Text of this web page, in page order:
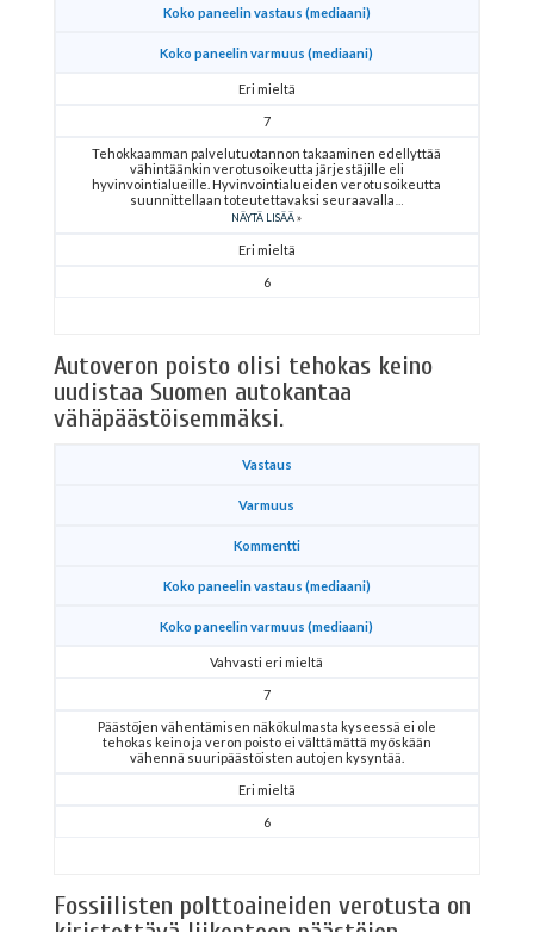
Koko paneelin vastaus (mediaani)
Koko paneelin varmuus (mediaani)
Eri mieltä
7
Tehokkaamman palvelutuotannon takaaminen edellyttää
vähintäänkin verotusoikeutta järjestäjille eli
hyvinvointialueille. Hyvinvointialueiden verotusoikeutta
suunnittellaan toteutettavaksi seuraavalla
NÄYTÄ LISÄÄ
Eri mieltä
6
Autoveron poisto olisi tehokas keino
uudistaa Suomen autokantaa
vähäpäästöisemmäksi.
Vastaus
Varmuus
Kommentti
Koko paneelin vastaus (mediaani)
Koko paneelin varmuus (mediaani)
Vahvasti eri mieltä
7
Päästöjen vähentämisen näkökulmasta kyseessä ei ole
tehokas keino ja veron poisto ei välttämättä myöskään
vähennä suuripäästöisten autojen kysyntää.
Eri mieltä
6
Fossiilisten polttoaineiden verotusta on